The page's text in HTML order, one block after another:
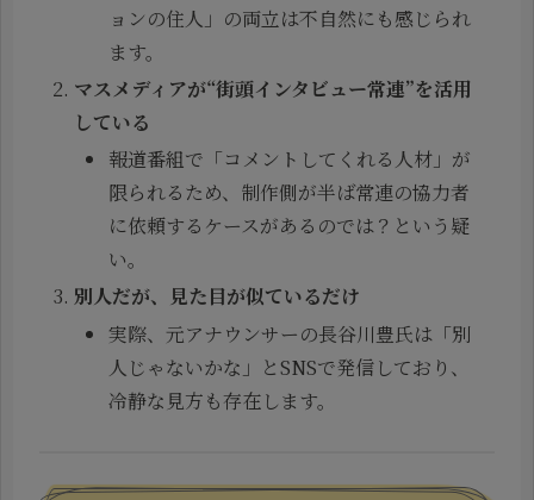
ョンの住人」の両立は不自然にも感じられ
ます。
マスメディアが“街頭インタビュー常連”を活用
している
報道番組で「コメントしてくれる人材」が
限られるため、制作側が半ば常連の協力者
に依頼するケースがあるのでは？という疑
い。
別人だが、見た目が似ているだけ
実際、元アナウンサーの長谷川豊氏は「別
人じゃないかな」とSNSで発信しており、
冷静な見方も存在します。